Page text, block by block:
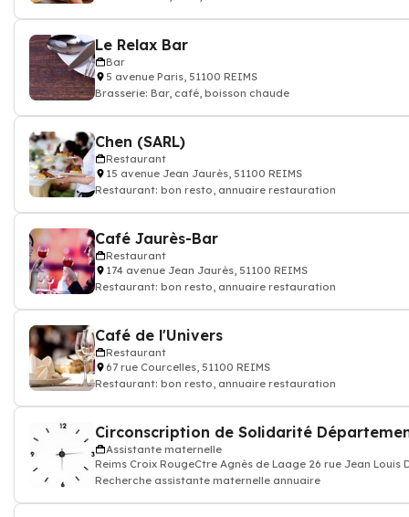
Le Relax Bar
Bar
5 avenue Paris, 51100 REIMS
Brasserie: Bar, café, boisson chaude
Chen (SARL)
Restaurant
15 avenue Jean Jaurès, 51100 REIMS
Restaurant: bon resto, annuaire restauration
Café Jaurès-Bar
Restaurant
174 avenue Jean Jaurès, 51100 REIMS
Restaurant: bon resto, annuaire restauration
Café de l'Univers
Restaurant
67 rue Courcelles, 51100 REIMS
Restaurant: bon resto, annuaire restauration
Circonscription de Solidarité
Assistante maternelle
Reims Croix RougeCtre Agnès de Laage 26 rue Jean Louis
Recherche assistante maternelle annuaire